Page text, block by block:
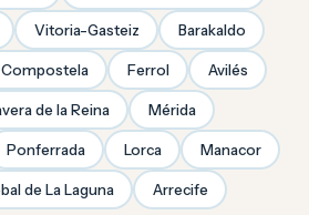
Vitoria-Gasteiz Barakaldo
Ferrol Avilés
de la Reina Mérida
Ponferrada Lorca Manacor
de La Laguna Arrecife